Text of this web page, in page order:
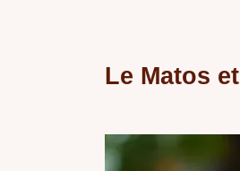
Le Matos